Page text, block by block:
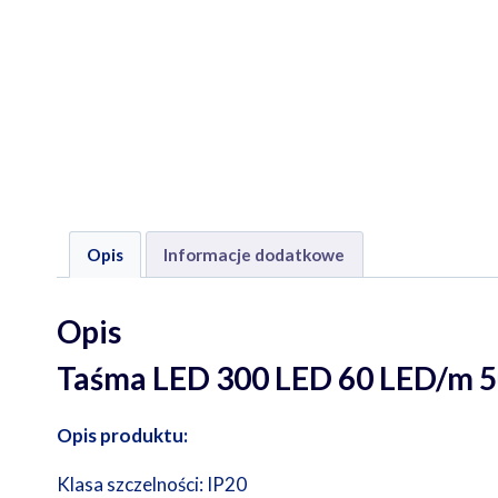
Opis Informacje dodatkowe
Opis
Taśma LED 300 LED 60 LED/m
Opis produktu:
Klasa szczelności: IP20